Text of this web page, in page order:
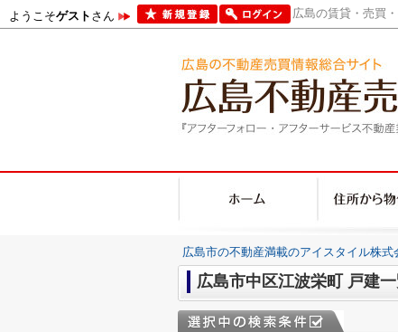
ようこそゲストさん 広島の賃貸・売買
広島市の不動産満載のアイスタイル株式
広島市中区江波栄町 戸建